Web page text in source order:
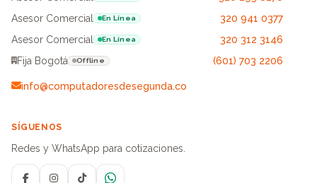
Asesor Comercial
En Línea
320 941 0377
Asesor Comercial
En Línea
320 312 3146
Fija Bogotá
Offline (601) 703 2206
info@computadoresdesegunda.co
SÍGUENOS
Redes y WhatsApp para cotizaciones.